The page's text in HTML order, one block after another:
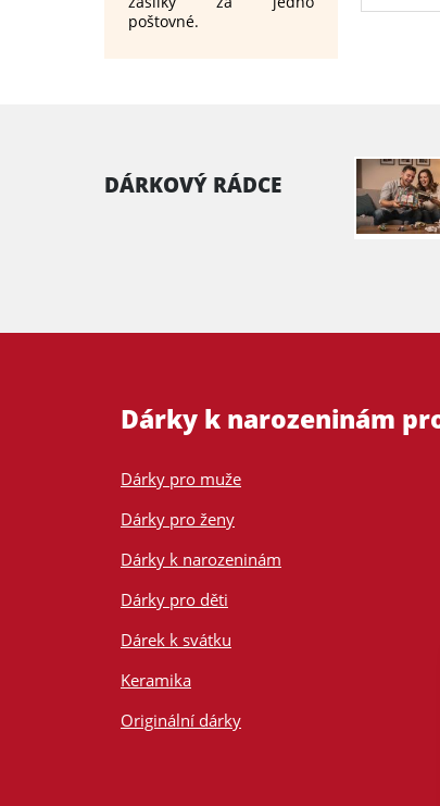
poštovné.
DÁRKOVÝ RÁDCE
Dárky k narozeninám
Dárky pro muže
Dárky pro ženy
Dárky k narozeninám
Dárky pro děti
Dárek k svátku
Keramika
Originální dárky